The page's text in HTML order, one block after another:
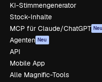
KI-Stimmengenerator
Stock-Inhalte
MCP für Claude/ChatGPT Neu
Agenten Neu
API
Mobile App
Alle Magnific-Tools